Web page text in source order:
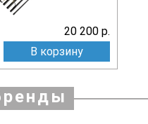
20 200 р.
В корзину